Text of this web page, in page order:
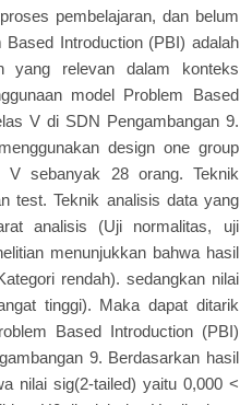
pembelajaran, dan belum
Introduction (PBI) adalah
yang relevan dalam konteks
model Problem Based
V di SDN Pengambangan 9.
design one group
V sebanyak 28 orang. Teknik
test. Teknik analisis data yang
analisis (Uji normalitas, uji
menunjukkan bahwa hasil
rendah). sedangkan nilai
tinggi). Maka dapat ditarik
Based Introduction (PBI)
9. Berdasarkan hasil
nilai sig(2-tailed) yaitu 0,000 <